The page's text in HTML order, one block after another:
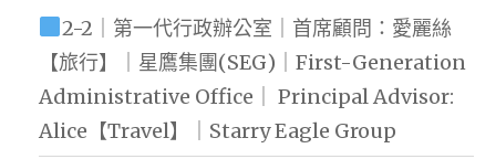
2-2｜第一代行政辦公室｜首席顧問：愛麗絲
【旅行】｜星鷹集團(SEG)｜First-Generation
Administrative Office｜ Principal Advisor:
Alice【Travel】｜Starry Eagle Group